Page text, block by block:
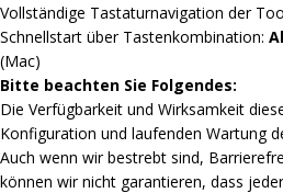
Vollständige Tastaturnavigation der
Schnellstart über Tastenkombination:
(Mac)
Bitte beachten Sie Folgendes:
Die Verfügbarkeit und Wirksamkeit
Konfiguration und laufenden Wartung
Auch wenn wir bestrebt sind,
können wir nicht garantieren, dass